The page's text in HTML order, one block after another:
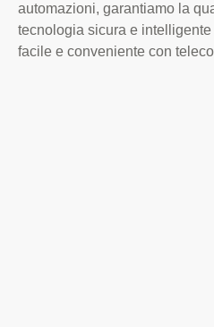
automazioni, garantiamo la
tecnologia sicura e
facile e conveniente con